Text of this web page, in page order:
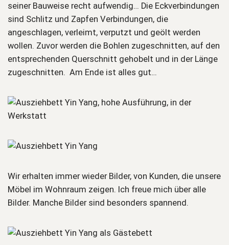
seiner Bauweise recht aufwendig… Die Eckverbindungen
sind Schlitz und Zapfen Verbindungen, die
angeschlagen, verleimt, verputzt und geölt werden
wollen. Zuvor werden die Bohlen zugeschnitten, auf den
entsprechenden Querschnitt gehobelt und in der Länge
zugeschnitten. Am Ende ist alles gut…
Wir erhalten immer wieder Bilder, von Kunden, die unsere
Möbel im Wohnraum zeigen. Ich freue mich über alle
Bilder. Manche Bilder sind besonders spannend.